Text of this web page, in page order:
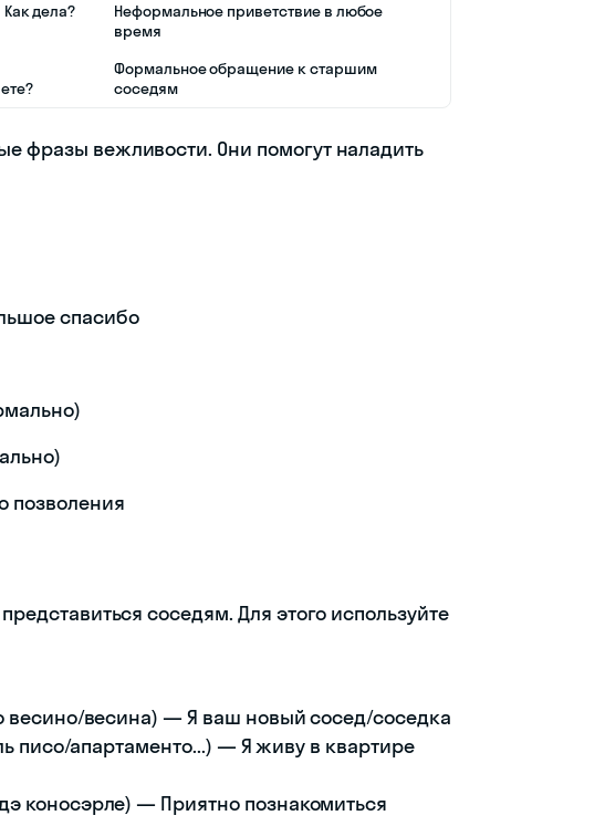
дела?
Неформальное приветствие в любое
время
Формальное обращение к старшим
соседям
фразы вежливости. Они помогут наладить
спасибо
позволения
соседям. Для этого используйте
весино/весина) — Я ваш новый сосед/соседка
писо/апартаменто...) — Я живу в квартире
коносэрле) — Приятно познакомиться